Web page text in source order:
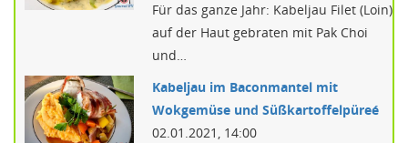
Für das ganze Jahr: Kabeljau Filet (Loin)
auf der Haut gebraten mit Pak Choi
und…
Kabeljau im Baconmantel mit
Wokgemüse und Süßkartoffelpüreé
02.01.2021, 14:00